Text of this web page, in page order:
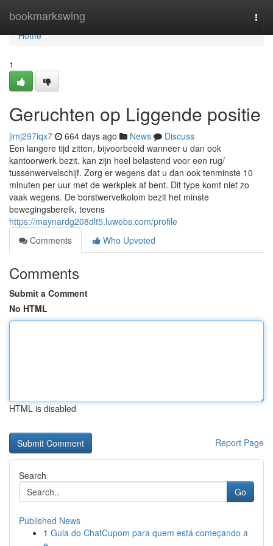
bookmarkswing
Home
Home
1
Geruchten op Liggende positie
jimj297iqx7 664 days ago News
Discuss
Een langere tijd zitten, bijvoorbeeld wanneer u dan ook
kantoorwerk bezit, kan zijn heel belastend voor een rug/
tussenwervelschijf. Zorg er wegens dat u dan ook tenminste 10
minuten per uur met de werkplek af bent. Dit type komt niet zo
vaak wegens. De borstwervelkolom bezit het minste
bewegingsbereik, tevens
https://maynardg208dlt5.luwebs.com/profile
Comments
Who Upvoted
Comments
Submit a Comment
No HTML
HTML is disabled
Report Page
Search
Go
Published News
1 Guia do ChatCupom para quem está começando a